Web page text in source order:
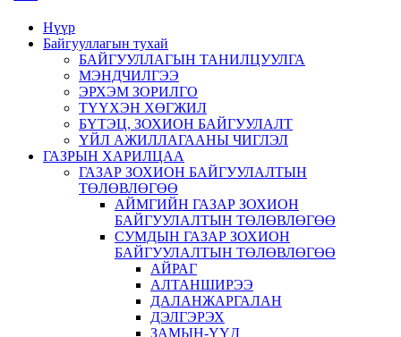
Нүүр
Байгууллагын тухай
БАЙГУУЛЛАГЫН ТАНИЛЦУУЛГА
МЭНДЧИЛГЭЭ
ЭРХЭМ ЗОРИЛГО
ТҮҮХЭН ХӨГЖИЛ
БҮТЭЦ, ЗОХИОН БАЙГУУЛАЛТ
ҮЙЛ АЖИЛЛАГААНЫ ЧИГЛЭЛ
ГАЗРЫН ХАРИЛЦАА
ГАЗАР ЗОХИОН БАЙГУУЛАЛТЫН
ТӨЛӨВЛӨГӨӨ
АЙМГИЙН ГАЗАР ЗОХИОН
БАЙГУУЛАЛТЫН ТӨЛӨВЛӨГӨӨ
СУМДЫН ГАЗАР ЗОХИОН
БАЙГУУЛАЛТЫН ТӨЛӨВЛӨГӨӨ
АЙРАГ
АЛТАНШИРЭЭ
ДАЛАНЖАРГАЛАН
ДЭЛГЭРЭХ
ЗАМЫН-ҮҮД